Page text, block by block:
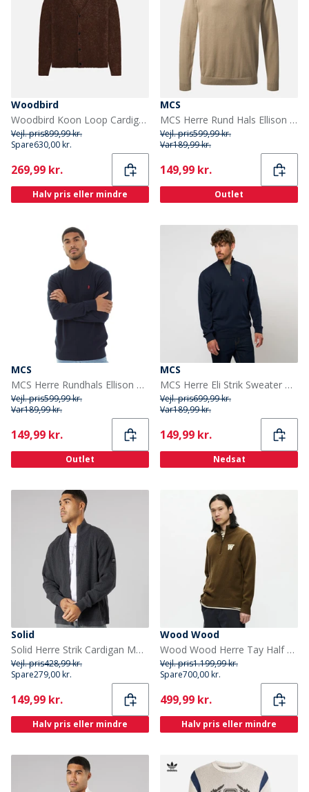
Woodbird
Woodbird Koon Loop Cardigan Dark Brown
Vejl. pris899,99 kr.
Spare630,00 kr.
Current
269,99 kr.
Halv pris eller mindre
MCS
MCS Herre Rund Hals Ellison Strik Sweater Silver Mink
Vejl. pris599,99 kr.
Var189,99 kr.
Current
149,99 kr.
Outlet
MCS
MCS Herre Rundhals Ellison Striktrøje Mørk Safir
Vejl. pris599,99 kr.
Var189,99 kr.
Current
149,99 kr.
Outlet
MCS
MCS Herre Eli Strik Sweater Dark Sapphire
Vejl. pris699,99 kr.
Var189,99 kr.
Current
149,99 kr.
Nedsat
Solid
Solid Herre Strik Cardigan Mørk Grå Marl Dar Grey M
Vejl. pris428,99 kr.
Spare279,00 kr.
Current
149,99 kr.
Halv pris eller mindre
Wood Wood
Wood Wood Herre Tay Half Zip Sweater Desert Palm
Vejl. pris1.199,99 kr.
Spare700,00 kr.
Current
499,99 kr.
Halv pris eller mindre